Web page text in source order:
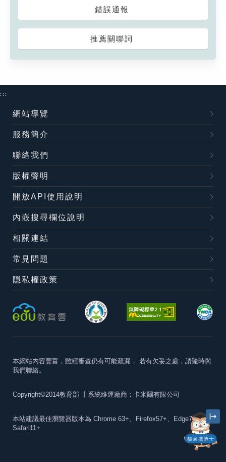
錯誤通報
推薦關聯詞
貓頭鷹博士
:::
網站導覽
服務簡介
聯絡我們
版權聲明
開放API使用說明
內嵌搜尋欄位說明
相關連結
常見問題
隱私權政策
本網站內容豐富，雖經審查仍有可能疏漏， 若有欠妥之處，請隨時與
我們聯絡。
Copyright©2014教育部 丨系統維運廠商：卡米爾有限公司
本站建議最佳瀏覽器版本為 Chrome 63+、Firefox57+、Edge79+及
Safari11+